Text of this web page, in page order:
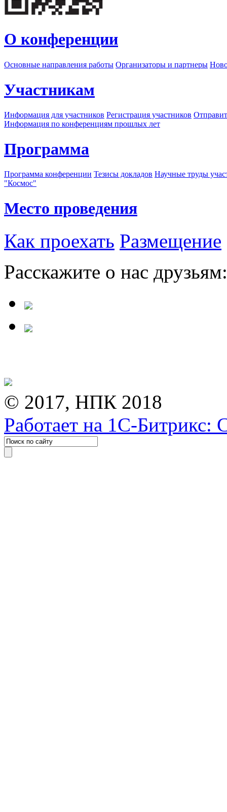
О конференции
Основные направления работы Организаторы и партнеры
Участникам
Информация для участников Регистрация участников
Информация по конференциям прошлых лет
Программа
Программа конференции Тезисы докладов Научные труды
"Космос"
Место проведения
Как проехать Размещение
Расскажите о нас друзьям:
© 2017, НПК 2018
Работает на 1С-Битрикс: